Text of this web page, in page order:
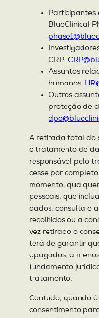
Participantes
BlueClinical
CRP:
Assuntos
humanos:
Outros
proteção de
A retirada total do
o tratamento de
responsável pelo
cesse por
momento,
pessoais, que
dados, consulta e
recolhidos ou a
vez retirado o
terá de garantir
apagados, a
fundamento
tratamento.
Contudo, quando
consentimento